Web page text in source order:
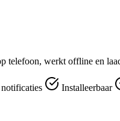
telefoon, werkt offline en
Installeerbaar